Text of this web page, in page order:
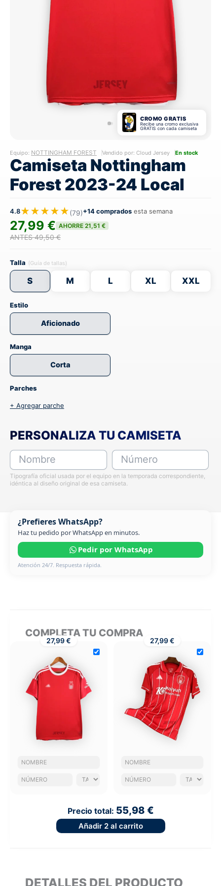
CROMO GRATIS
Recibe una cromo exclusiva
GRATIS con cada camiseta
Equipo: NOTTINGHAM FOREST Vendido por: Cloud Jersey En stock
Camiseta Nottingham
Forest 2023-24 Local
4.8★★★★★(79)+14 comprados esta semana
27,99 € AHORRE 21,51 €
ANTES 49,50 €
Talla (Guía de tallas)
S M L XL XXL
Estilo
Aficionado
Manga
Corta
Parches
+ Agregar parche
PERSONALIZA TU CAMISETA
Nombre Número
Tipografía oficial usada por el equipo en la temporada correspondiente,
idéntica al diseño original de esa camiseta.
¿Prefieres WhatsApp?
Haz tu pedido por WhatsApp en minutos.
Pedir por WhatsApp
Atención 24/7. Respuesta rápida.
COMPLETA TU COMPRA
27,99 € 27,99 €
Precio total: 55,98 €
Añadir 2al carrito
DETALLES DEL PRODUCTO